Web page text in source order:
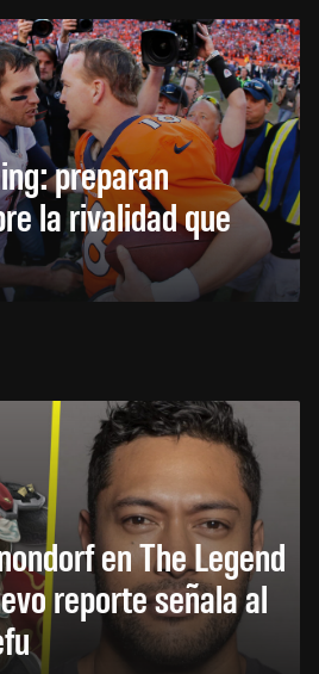
preparan
la rivalidad que
en The Legend
reporte señala al